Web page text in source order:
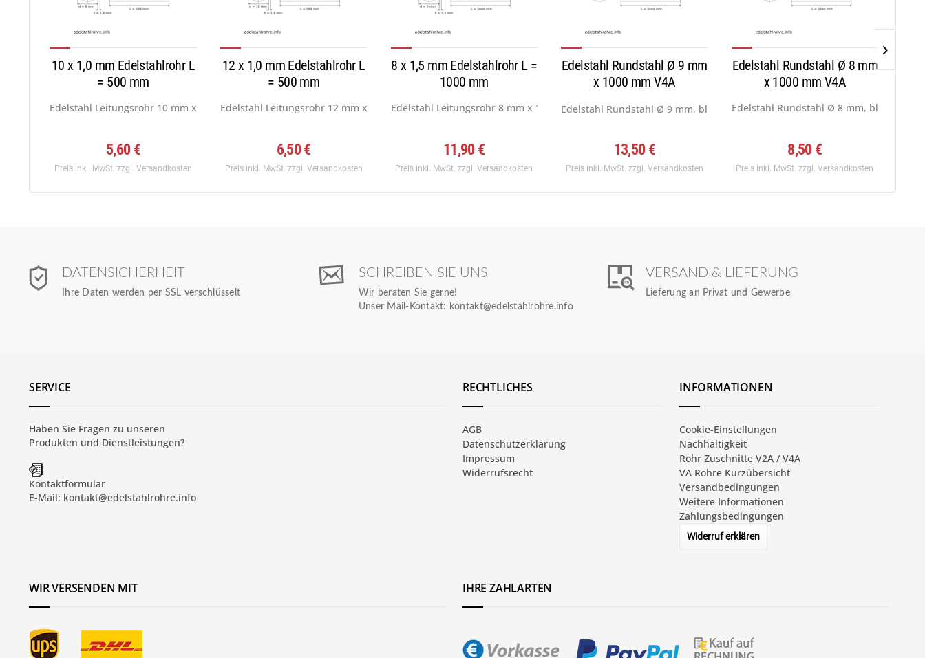
10 x 1,0 mm Edelstahlrohr L
= 500 mm
Edelstahl Leitungsrohr 10 mm x 1,0 mm, Werkstoff:...
5,60 €
Preis inkl. MwSt. zzgl. Versandkosten
12 x 1,0 mm Edelstahlrohr L
= 500 mm
Edelstahl Leitungsrohr 12 mm x 1,0 mm, Werkstoff:...
6,50 €
Preis inkl. MwSt. zzgl. Versandkosten
8 x 1,5 mm Edelstahlrohr L =
1000 mm
Edelstahl Leitungsrohr 8 mm x 1,5 mm, Werkstoff:...
11,90 €
Preis inkl. MwSt.zzgl. Versandkosten
Edelstahl Rundstahl Ø 9 mm
x 1000 mm V4A
Edelstahl Rundstahl Ø 9 mm, blank gezogen h9,...
13,50 €
Preis inkl. MwSt. zzgl. Versandkosten
Edelstahl Rundstahl Ø 8 mm
x 1000 mm V4A
Edelstahl Rundstahl Ø 8 mm, blank
8,50 €
Preis inkl. MwSt.zzgl. Versandkosten
DATENSICHERHEIT
Ihre Daten werden per SSL verschlüsselt
SCHREIBEN SIE UNS
Wir beraten Sie gerne!
Unser Mail-Kontakt: kontakt@edelstahlrohre.info
VERSAND & LIEFERUNG
Lieferung an Privat und Gewerbe
SERVICE
Haben Sie Fragen zu unseren
Produkten und Dienstleistungen?
Kontaktformular
E-Mail: kontakt@edelstahlrohre.info
RECHTLICHES
AGB
Datenschutzerklärung
Impressum
Widerrufsrecht
INFORMATIONEN
Cookie-Einstellungen
Nachhaltigkeit
Rohr Zuschnitte V2A / V4A
VA Rohre Kurzübersicht
Versandbedingungen
Weitere Informationen
Zahlungsbedingungen
Widerruf erklären
WIR VERSENDEN MIT IHRE ZAHLARTEN